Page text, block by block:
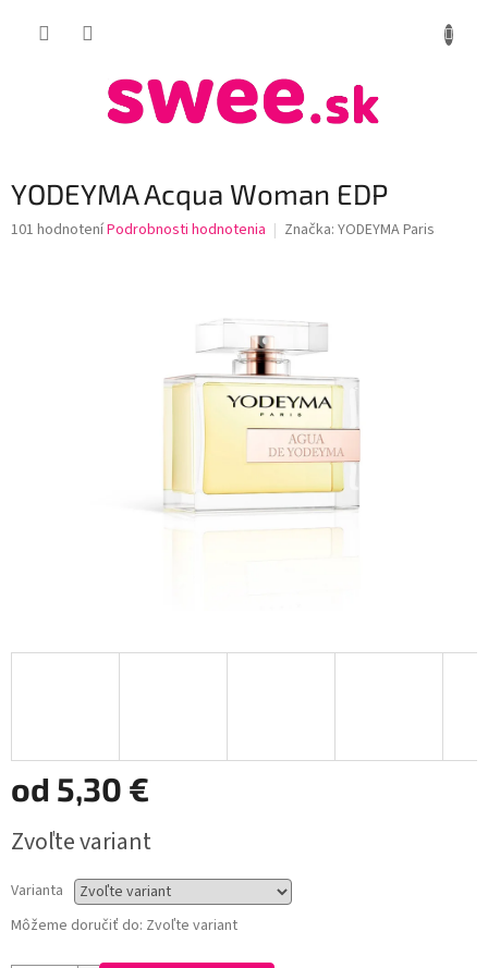
YODEYMA Acqua Woman EDP
Priemerné
101 hodnoteníPodrobnosti hodnotenia Značka: YODEYMA Paris
od 5,30 €
cena:
Zvoľte variant
Varianta
Môžeme doručiť do: Zvoľte variant